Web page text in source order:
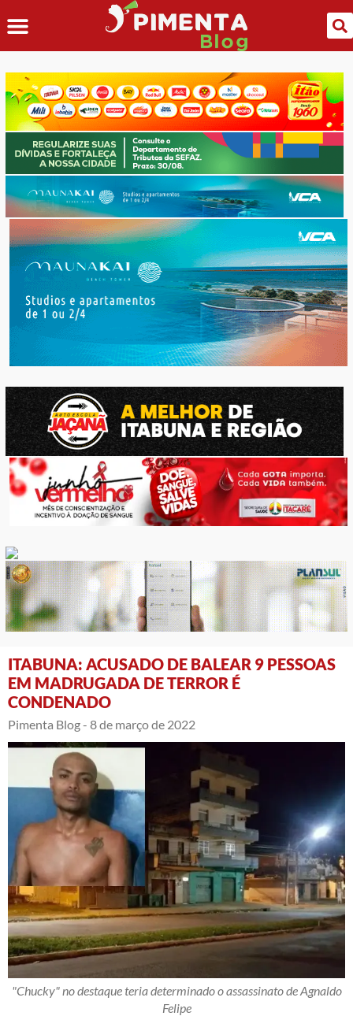
ITABUNA: ACUSADO DE BALEAR 9 PESSOAS
EM MADRUGADA DE TERROR É
CONDENADO
Pimenta Blog - 8 de março de 2022
"Chucky" no destaque teria determinado o assassinato de Agnaldo
Felipe